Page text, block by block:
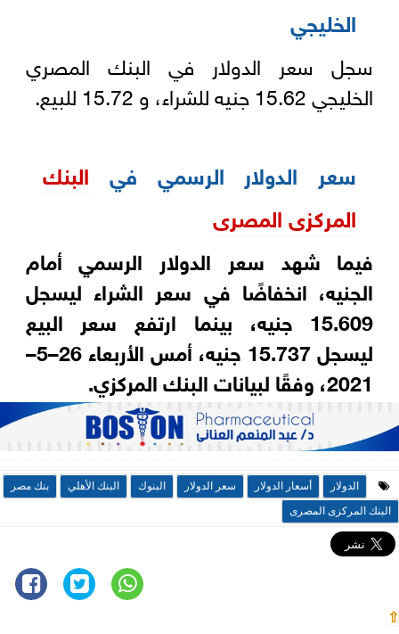
الخليجي
سجل سعر الدولار في البنك المصري
الخليجي 15.62 جنيه للشراء، و 15.72 للبيع.
سعر الدولار الرسمي في البنك
المركزى المصرى
فيما شهد سعر الدولار الرسمي أمام
الجنيه، انخفاضًا في سعر الشراء ليسجل
15.609 جنيه، بينما ارتفع سعر البيع
ليسجل 15.737 جنيه، أمس الأربعاء 26–5–
2021، وفقًا لبيانات البنك المركزي.
الدولار أسعار الدولار سعر الدولار البنوك البنك الأهلي
بنك مصر
البنك المركزى المصرى
⇧